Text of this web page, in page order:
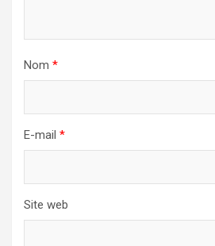
Nom *
E-mail *
Site web